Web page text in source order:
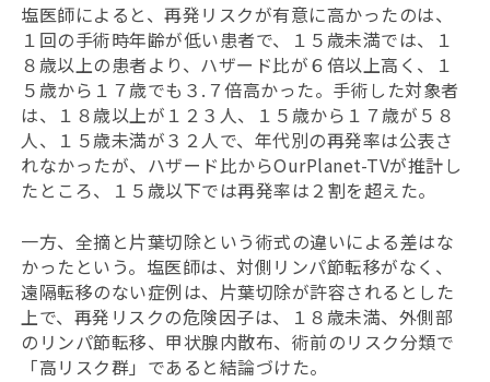
塩医師によると、再発リスクが有意に高かったのは、
１回の手術時年齢が低い患者で、１５歳未満では、１
８歳以上の患者より、ハザード比が６倍以上高く、１
５歳から１７歳でも３.７倍高かった。手術した対象者
は、１８歳以上が１２３人、１５歳から１７歳が５８
人、１５歳未満が３２人で、年代別の再発率は公表さ
れなかったが、ハザード比からOurPlanet-TVが推計し
たところ、１５歳以下では再発率は２割を超えた。
一方、全摘と片葉切除という術式の違いによる差はな
かったという。塩医師は、対側リンパ節転移がなく、
遠隔転移のない症例は、片葉切除が許容されるとした
上で、再発リスクの危険因子は、１８歳未満、外側部
のリンパ節転移、甲状腺内散布、術前のリスク分類で
「高リスク群」であると結論づけた。